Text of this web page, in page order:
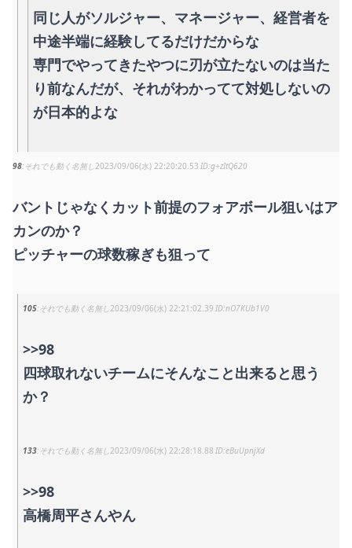
同じ人がソルジャー、マネージャー、経営者を
中途半端に経験してるだけだからな
専門でやってきたやつに刃が立たないのは当た
り前なんだが、それがわかってて対処しないの
が日本的よな
98 それでも動く名無し2023/09/06(水) 22:20:20.53 g+zItQ620
バントじゃなくカット前提のフォアボール狙いはア
カンのか？
ピッチャーの球数稼ぎも狙って
105 それでも動く名無し2023/09/06(水) 22:21:02.39 nO7KUb1V0
>>98
四球取れないチームにそんなこと出来ると思う
か？
133 それでも動く名無し2023/09/06(水) 22:28:18.88 eBuUpnjXd
>>98
高橋周平さんやん